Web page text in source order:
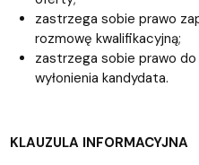
zastrzega sobie prawo
rozmowę kwalifikacyjną;
zastrzega sobie prawo
wyłonienia kandydata.
KLAUZULA INFORMACYJNA